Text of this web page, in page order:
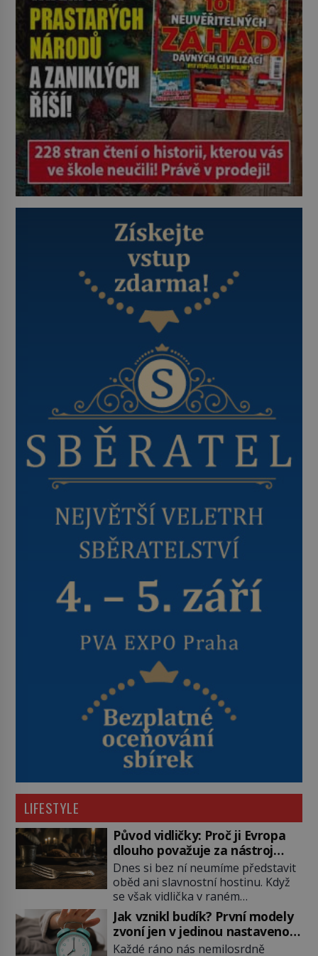
promyšlené a některé principy
používají chirurgové dodnes. Úplně
první […]
LIFESTYLE
Původ vidličky: Proč ji Evropa
dlouho považuje za nástroj
samotného satana?
Dnes si bez ní neumíme představit
oběd ani slavnostní hostinu. Když
se však vidlička v raném
středověku objevuje na evropských
stolech, vzbuzuje pohoršení,
posměch i strach. Mnozí duchovní ji
Jak vznikl budík? První modely
zvoní jen v jedinou nastavenou
hodinu
Každé ráno nás nemilosrdně